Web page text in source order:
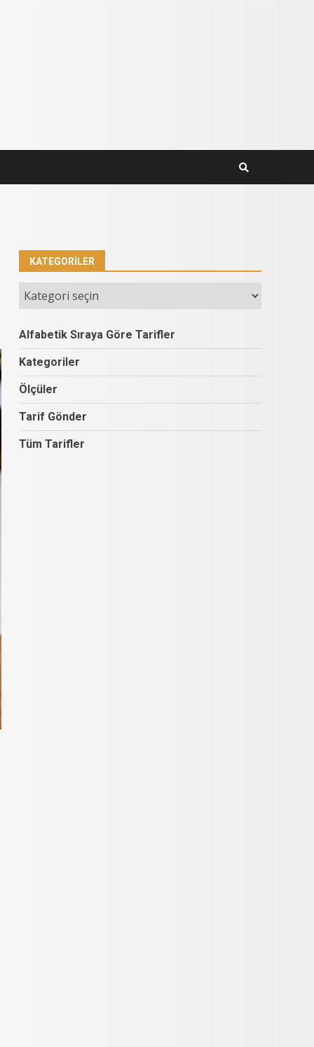
KATEGORILER
Kategoriler
Alfabetik Sıraya Göre Tarifler
Kategoriler
Ölçüler
Tarif Gönder
Tüm Tarifler